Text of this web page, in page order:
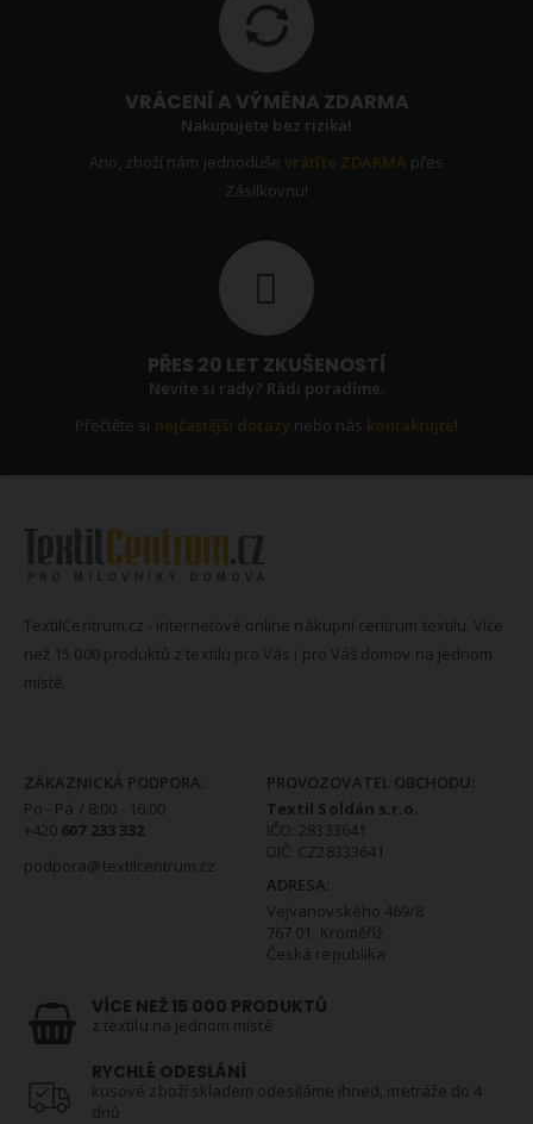
VRÁCENÍ A VÝMĚNA ZDARMA
Nakupujete bez rizika!
Ano, zboží nám jednoduševrátíte ZDARMA přes
Zásilkovnu!
PŘES 20 LET ZKUŠENOSTÍ
Nevíte si rady? Rádi poradíme.
Přečtěte si nejčastější dotazy nebo nás kontaktujte!
TextilCentrum.cz - internetové online nákupní centrum textilu. Více
než 15 000 produktů z textilu pro Vás i pro Váš domov na jednom
místě.
ZÁKAZNICKÁ PODPORA:
Po - Pá / 8:00 - 16:00
+420 607 233 332
podpora@textilcentrum.cz
PROVOZOVATEL OBCHODU:
Textil Soldán s.r.o.
IČO: 28333641
DIČ: CZ28333641
ADRESA:
Vejvanovského 469/8
767 01 Kroměříž
Česká republika
VÍCE NEŽ 15 000 PRODUKTŮ
z textilu na jednom místě
RYCHLÉ ODESLÁNÍ
kusové zboží skladem odesíláme ihned, metráže do 4
dnů